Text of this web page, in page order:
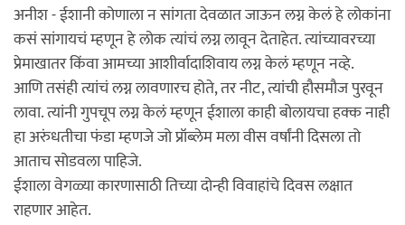
अनीश - ईशानी कोणाला न सांगता देवळात जाऊन लग्न केलं हे लोकांना
कसं सांगायचं म्हणून हे लोक त्यांचं लग्न लावून देताहेत. त्यांच्यावरच्या
प्रेमाखातर किंवा आमच्या आशीर्वादाशिवाय लग्न केलं म्हणून नव्हे.
आणि तसंही त्यांचं लग्न लावणारच होते, तर नीट, त्यांची हौसमौज पुरवून
लावा. त्यांनी गुपचूप लग्न केलं म्हणून ईशाला काही बोलायचा हक्क नाही
हा अरुंधतीचा फंडा म्हणजे जो प्रॉब्लेम मला वीस वर्षांनी दिसला तो
आताच सोडवला पाहिजे.
ईशाला वेगळ्या कारणासाठी तिच्या दोन्ही विवाहांचे दिवस लक्षात
राहणार आहेत.